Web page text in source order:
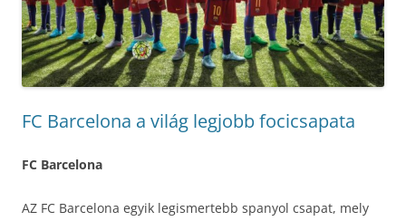
FC Barcelona a világ legjobb focicsapata
FC Barcelona
AZ FC Barcelona egyik legismertebb spanyol csapat, mely